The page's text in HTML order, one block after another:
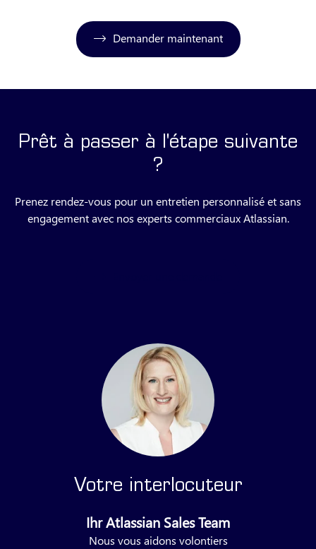
Demander maintenant
Prêt à passer à l'étape suivante
?
Prenez rendez-vous pour un entretien personnalisé et sans
engagement avec nos experts commerciaux Atlassian.
Votre interlocuteur
Ihr Atlassian Sales Team
Nous vous aidons volontiers